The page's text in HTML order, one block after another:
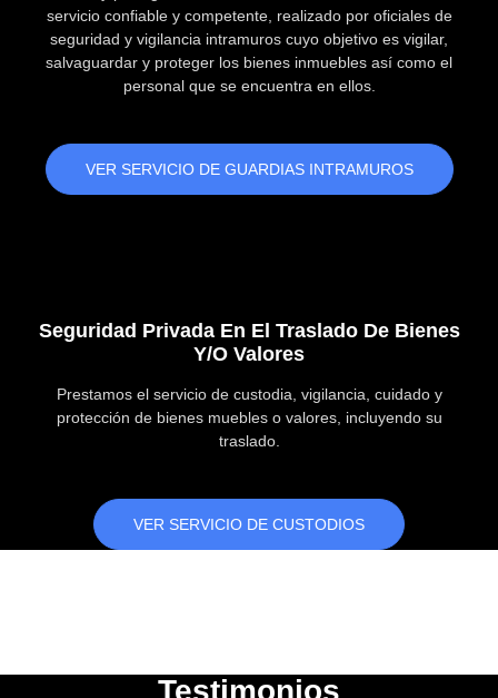
servicio confiable y competente, realizado por oficiales de
seguridad y vigilancia intramuros cuyo objetivo es vigilar,
salvaguardar y proteger los bienes inmuebles así como el
personal que se encuentra en ellos.
VER SERVICIO DE GUARDIAS INTRAMUROS
Seguridad Privada En El Traslado De Bienes
Y/o Valores
Prestamos el servicio de custodia, vigilancia, cuidado y
protección de bienes muebles o valores, incluyendo su
traslado.
VER SERVICIO DE CUSTODIOS
Testimonios